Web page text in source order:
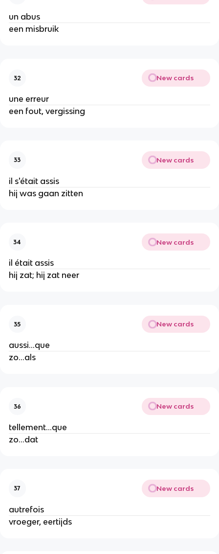
un abus
een misbruik
32 New cards
une erreur
een fout, vergissing
33 New cards
il s'était assis
hij was gaan zitten
34 New cards
il était assis
hij zat; hij zat neer
35 New cards
aussi...que
zo...als
36 New cards
tellement...que
zo...dat
37 New cards
autrefois
vroeger, eertijds